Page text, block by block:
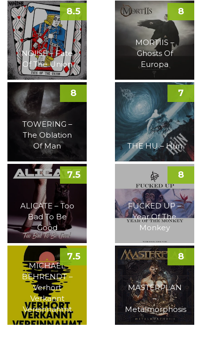
NOI!SE – Fate
Of The Union
8.5
MORTIIS –
Ghosts Of
Europa
8
TOWERING –
The Oblation
Of Man
8
THE HU – Hun
7
ALICATE – Too
Bad To Be
Good
7.5
FUCKED UP –
Year Of The
Monkey
8
MICHAEL
BEHRENDT –
Verhört
Verkannt
Vereinnahmt
7.5
MASTERPLAN
–
Metalmorphosis
8